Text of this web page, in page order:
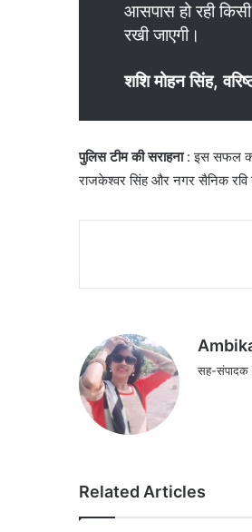
आसपास हो रही
रखी जाएगी।
शशि मोहन सिंह,
पुलिस टीम की सराहना: ​इस सफल
राजकेश्वर सिंह और नगर सैनिक रवि
सह-संपादक
Related Articles